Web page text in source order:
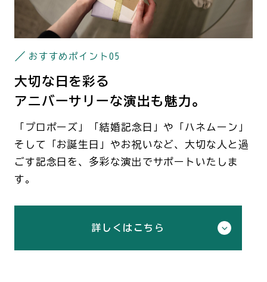
おすすめポイント05
大切な日を彩る
アニバーサリーな演出も魅力。
「プロポーズ」「結婚記念日」や「ハネムーン」
そして「お誕生日」やお祝いなど、大切な人と過
ごす記念日を、多彩な演出でサポートいたしま
す。
詳しくはこちら